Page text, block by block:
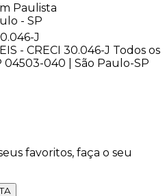
Paulista
- SP
J
- CRECI 30.046-J Todos os
04503-040 | São Paulo-SP
favoritos, faça o seu